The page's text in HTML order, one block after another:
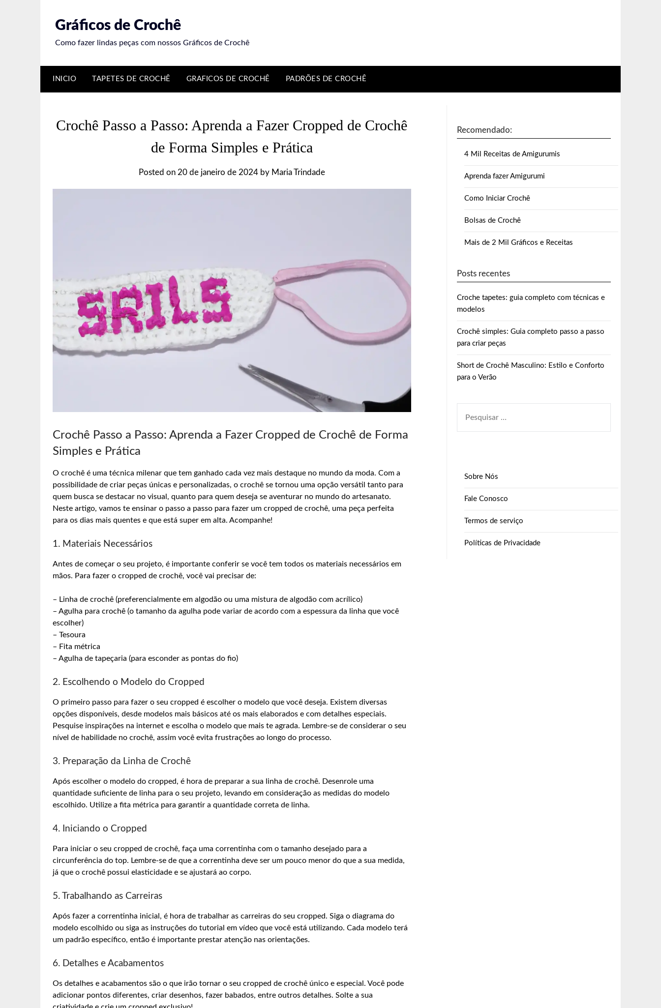
Gráficos de Crochê
Como fazer lindas peças com nossos Gráficos de Crochê
INICIO TAPETES DE CROCHÊ GRAFICOS DE CROCHÊ PADRÕES DE CROCHÊ
Crochê Passo a Passo: Aprenda a Fazer Cropped de Crochê
de Forma Simples e Prática
Posted on 20 de janeiro de 2024by Maria Trindade
Crochê Passo a Passo: Aprenda a Fazer Cropped de Crochê de Forma
Simples e Prática
O crochê é uma técnica milenar que tem ganhado cada vez mais destaque no mundo da moda. Com a
possibilidade de criar peças únicas e personalizadas, o crochê se tornou uma opção versátil tanto para
quem busca se destacar no visual, quanto para quem deseja se aventurar no mundo do artesanato.
Neste artigo, vamos te ensinar o passo a passo para fazer um cropped de crochê, uma peça perfeita
para os dias mais quentes e que está super em alta. Acompanhe!
1. Materiais Necessários
Antes de começar o seu projeto, é importante conferir se você tem todos os materiais necessários em
mãos. Para fazer o cropped de crochê, você vai precisar de:
– Linha de crochê (preferencialmente em algodão ou uma mistura de algodão com acrílico)
– Agulha para crochê (o tamanho da agulha pode variar de acordo com a espessura da linha que você
escolher)
– Tesoura
– Fita métrica
– Agulha de tapeçaria (para esconder as pontas do fio)
2. Escolhendo o Modelo do Cropped
O primeiro passo para fazer o seu cropped é escolher o modelo que você deseja. Existem diversas
opções disponíveis, desde modelos mais básicos até os mais elaborados e com detalhes especiais.
Pesquise inspirações na internet e escolha o modelo que mais te agrada. Lembre-se de considerar o seu
nível de habilidade no crochê, assim você evita frustrações ao longo do processo.
3. Preparação da Linha de Crochê
Após escolher o modelo do cropped, é hora de preparar a sua linha de crochê. Desenrole uma
quantidade suficiente de linha para o seu projeto, levando em consideração as medidas do modelo
escolhido. Utilize a fita métrica para garantir a quantidade correta de linha.
4. Iniciando o Cropped
Para iniciar o seu cropped de crochê, faça uma correntinha com o tamanho desejado para a
circunferência do top. Lembre-se de que a correntinha deve ser um pouco menor do que a sua medida,
já que o crochê possui elasticidade e se ajustará ao corpo.
5. Trabalhando as Carreiras
Após fazer a correntinha inicial, é hora de trabalhar as carreiras do seu cropped. Siga o diagrama do
modelo escolhido ou siga as instruções do tutorial em vídeo que você está utilizando. Cada modelo terá
um padrão específico, então é importante prestar atenção nas orientações.
6. Detalhes e Acabamentos
Os detalhes e acabamentos são o que irão tornar o seu cropped de crochê único e especial. Você pode
adicionar pontos diferentes, criar desenhos, fazer babados, entre outros detalhes. Solte a sua
Recomendado:
4 Mil Receitas de Amigurumis
Aprenda fazer Amigurumi
Como Iniciar Crochê
Bolsas de Crochê
Mais de 2 Mil Gráficos e Receitas
Posts recentes
Croche tapetes: guia completo com técnicas e
modelos
Crochê simples: Guia completo passo a passo
para criar peças
Short de Crochê Masculino: Estilo e Conforto
para o Verão
POR:
Sobre Nós
Fale Conosco
Termos de serviço
Políticas de Privacidade